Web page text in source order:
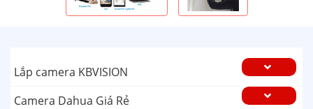
Lắp camera KBVISION
Camera Dahua Giá Rẻ